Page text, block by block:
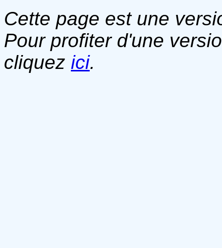
Cette page est une
Pour profiter d'une
cliquez ici.